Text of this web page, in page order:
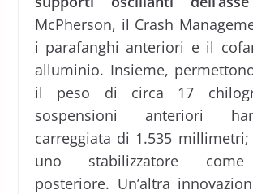
McPherson, il Crash
i parafanghi anteriori e il
alluminio. Insieme,
il peso di circa 17
sospensioni anteriori
carreggiata di 1.535
uno stabilizzatore come
posteriore. Un’altra